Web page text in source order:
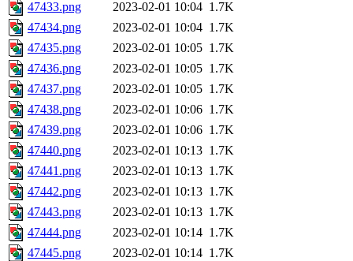
47433.png
2023-02-01 10:04 1.7K
47434.png
2023-02-01 10:04 1.7K
47435.png
2023-02-01 10:05 1.7K
47436.png
2023-02-01 10:05 1.7K
47437.png
2023-02-01 10:05 1.7K
47438.png
2023-02-01 10:06 1.7K
47439.png
2023-02-01 10:06 1.7K
47440.png
2023-02-01 10:13 1.7K
47441.png
2023-02-01 10:13 1.7K
47442.png
2023-02-01 10:13 1.7K
47443.png
2023-02-01 10:13 1.7K
47444.png
2023-02-01 10:14 1.7K
47445.png
2023-02-01 10:14 1.7K